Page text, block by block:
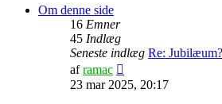
indlæg
Om denne side
16 Emner
45 Indlæg
Seneste indlæg Re: Jubilæum?
aframac
det
23 mar 2025, 20:17